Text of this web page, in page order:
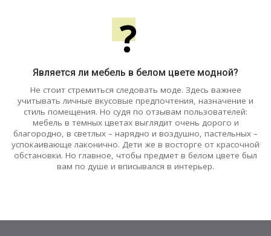
?
Является ли мебель в белом цвете модной?
Не стоит стремиться следовать моде. Здесь важнее
учитывать личные вкусовые предпочтения, назначение и
стиль помещения. Но судя по отзывам пользователей:
мебель в темных цветах выглядит очень дорого и
благородно, в светлых – нарядно и воздушно, пастельных –
успокаивающе лаконично. Дети же в восторге от красочной
обстановки. Но главное, чтобы предмет в белом цвете был
вам по душе и вписывался в интерьер.